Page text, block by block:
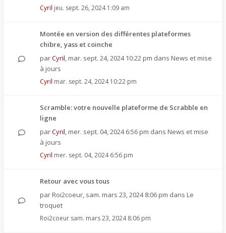
Cyril jeu. sept. 26, 2024 1:09 am
Montée en version des différentes plateformes
chibre, yass et coinche
parCyril, mar. sept. 24, 2024 10:22 pm dans News et mise
à jours
Cyril mar. sept. 24, 2024 10:22 pm
Scramble: votre nouvelle plateforme de Scrabble en
ligne
parCyril, mer. sept. 04, 2024 6:56 pm dans News et mise
à jours
Cyril mer. sept. 04, 2024 6:56 pm
Retour avec vous tous
par Roi2coeur, sam. mars 23, 2024 8:06 pm dans Le
troquet
Roi2coeur sam. mars 23, 2024 8:06 pm